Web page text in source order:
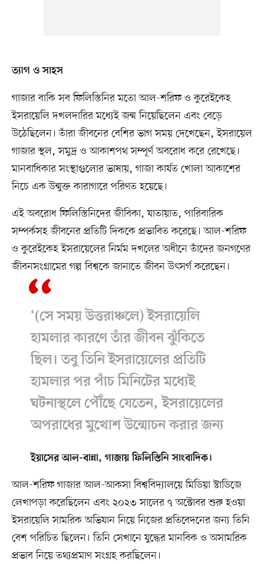
ত্যাগ ও সাহস
গাজার বাকি সব ফিলিস্তিনির মতো আল-শরিফ ও কুরেইকেহ
ইসরায়েলি দখলদারির মধ্যেই জন্ম নিয়েছিলেন এবং বেড়ে
উঠেছিলেন। তাঁরা জীবনের বেশির ভাগ সময় দেখেছেন, ইসরায়েল
গাজার স্থল, সমুদ্র ও আকাশপথ সম্পূর্ণ অবরোধ করে রেখেছে।
মানবাধিকার সংস্থাগুলোর ভাষায়, গাজা কার্যত খোলা আকাশের
নিচে এক উন্মুক্ত কারাগারে পরিণত হয়েছে।
এই অবরোধ ফিলিস্তিনিদের জীবিকা, যাতায়াত, পারিবারিক
সম্পর্কসহ জীবনের প্রতিটি দিককে প্রভাবিত করেছে। আল-শরিফ
ও কুরেইকেহ ইসরায়েলের নির্মম দখলের অধীনে তাঁদের জনগণের
জীবনসংগ্রামের গল্প বিশ্বকে জানাতে জীবন উৎসর্গ করেছেন।
‘(সে সময় উত্তরাঞ্চলে) ইসরায়েলি
হামলার কারণে তাঁর জীবন ঝুঁকিতে
ছিল। তবু তিনি ইসরায়েলের প্রতিটি
হামলার পর পাঁচ মিনিটের মধ্যেই
ঘটনাস্থলে পৌঁছে যেতেন, ইসরায়েলের
অপরাধের মুখোশ উন্মোচন করার জন্য
ইয়াসের আল-বান্না, গাজায় ফিলিস্তিনি সাংবাদিক।
আল-শরিফ গাজার আল-আকসা বিশ্ববিদ্যালয়ে মিডিয়া স্টাডিজে
লেখাপড়া করেছিলেন এবং ২০২৩ সালের ৭ অক্টোবর শুরু হওয়া
ইসরায়েলি সামরিক অভিযান নিয়ে নিজের প্রতিবেদনের জন্য তিনি
বেশ পরিচিত ছিলেন। তিনি সেখানে যুদ্ধের মানবিক ও অসামরিক
প্রভাব নিয়ে তথ্যপ্রমাণ সংগ্রহ করছিলেন।